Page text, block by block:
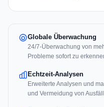
Globale Überwachung
24/7-Überwachung von
Probleme sofort zu
Echtzeit-Analysen
Erweiterte Analysen und
und Vermeidung von